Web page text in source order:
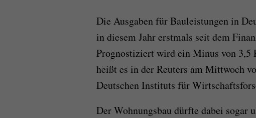
Die Ausgaben für Bauleistungen in
in diesem Jahr erstmals seit dem
Prognostiziert wird ein Minus von
heißt es in der Reuters am Mittwoch
Deutschen Instituts für
Der Wohnungsbau dürfte dabei sogar